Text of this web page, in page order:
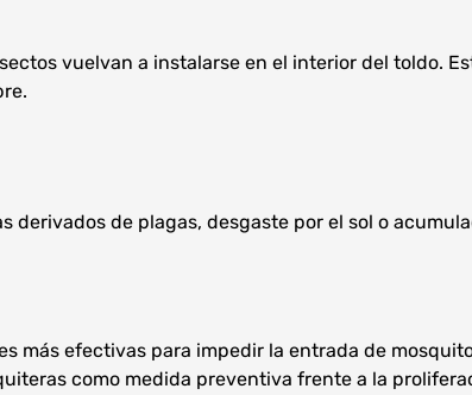
vuelvan a instalarse en el interior del toldo.
de plagas, desgaste por el sol o
más efectivas para impedir la entrada de
como medida preventiva frente a la